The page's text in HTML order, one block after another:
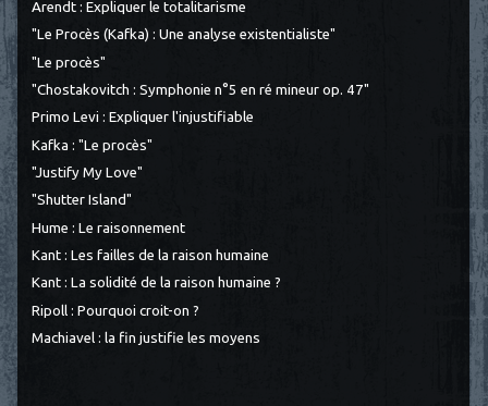
Arendt : Expliquer le totalitarisme
"Le Procès (Kafka) : Une analyse existentialiste"
"Le procès"
"Chostakovitch : Symphonie n°5 en ré mineur op. 47"
Primo Levi : Expliquer l'injustifiable
Kafka : "Le procès"
"Justify My Love"
"Shutter Island"
Hume : Le raisonnement
Kant : Les failles de la raison humaine
Kant : La solidité de la raison humaine ?
Ripoll : Pourquoi croit-on ?
Machiavel : la fin justifie les moyens